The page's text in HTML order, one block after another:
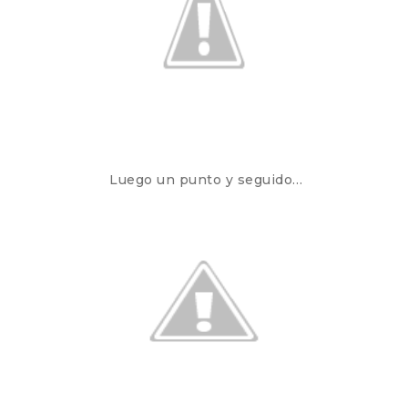
Luego un punto y seguido…